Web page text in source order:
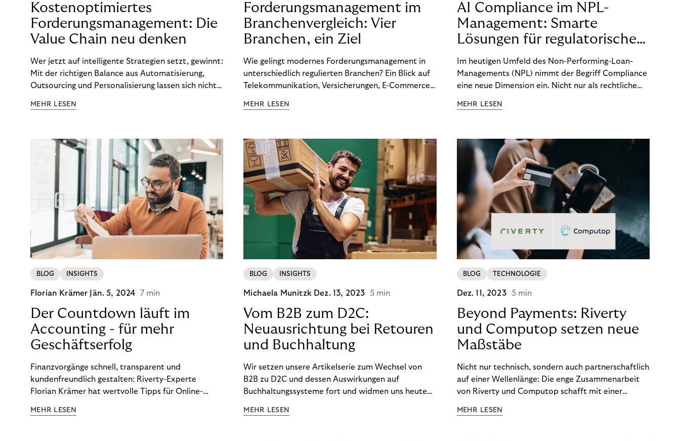
Kostenoptimiertes
Forderungsmanagement: Die
Value Chain neu denken
Wer jetzt auf intelligente Strategien setzt, gewinnt:
Mit der richtigen Balance aus Automatisierung,
Outsourcing und Personalisierung lassen sich nicht
Ergebnisse sichern. Riverty zeigt, wie Recovery-
MEHR LESEN
Forderungsmanagement im
Branchenvergleich: Vier
Branchen, ein Ziel
Wie gelingt modernes Forderungsmanagement in
unterschiedlich regulierten Branchen? Ein Blick auf
Telekommunikation, Versicherungen, E-Commerce
wirksam reduzieren will, braucht keine
MEHR LESEN
AI Compliance im NPL-
Management: Smarte
Lösungen für regulatorische
Sicherheit
Im heutigen Umfeld des Non-Performing-Loan-
Managements (NPL) nimmt der Begriff Compliance
eine neue Dimension ein. Nicht nur als rechtliche
Wettbewerbsvorteil. In einem Umfeld steigender
(DSGVO) – geraten viele Unternehmen an die
Grenzen traditioneller Compliance-Mechanismen.
MEHR LESEN
BLOG INSIGHTS
Florian Krämer Jän. 5, 2024 7 min
Der Countdown läuft im
Accounting - für mehr
Geschäftserfolg
Finanzvorgänge schnell, transparent und
kundenfreundlich gestalten: Riverty-Experte
Florian Krämer hat wertvolle Tipps für Online-
möchten.
MEHR LESEN
BLOG INSIGHTS
Michaela Munitzk Dez. 13, 2023 5 min
Vom B2B zum D2C:
Neuausrichtung bei Retouren
und Buchhaltung
Wir setzen unsere Artikelserie zum Wechsel von
B2B zu D2C und dessen Auswirkungen auf
Buchhaltungssysteme fort und widmen uns heute
im D2C-Bereich.
MEHR LESEN
BLOG TECHNOLOGIE
Dez. 11, 2023 5 min
Beyond Payments: Riverty
und Computop setzen neue
Maßstäbe
Nicht nur technisch, sondern auch partnerschaftlich
auf einer Wellenlänge: Die enge Zusammenarbeit
von Riverty und Computop schafft mit einer
Zahlungsabwicklung echte Mehrwerte für Händler.
MEHR LESEN